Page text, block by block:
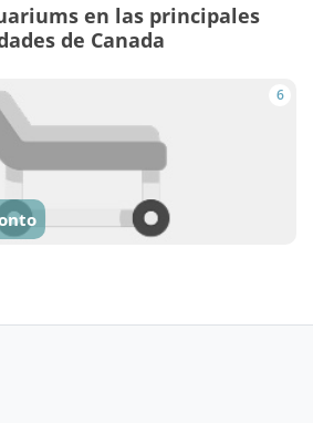
en las principales
de Canada
6